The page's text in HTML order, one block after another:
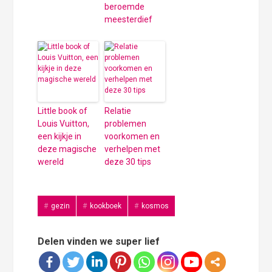
beroemde
meesterdief
Little book of
Louis Vuitton,
een kijkje in
deze magische
wereld
Relatie
problemen
voorkomen en
verhelpen met
deze 30 tips
gezin kookboek kosmos
Delen vinden we super lief